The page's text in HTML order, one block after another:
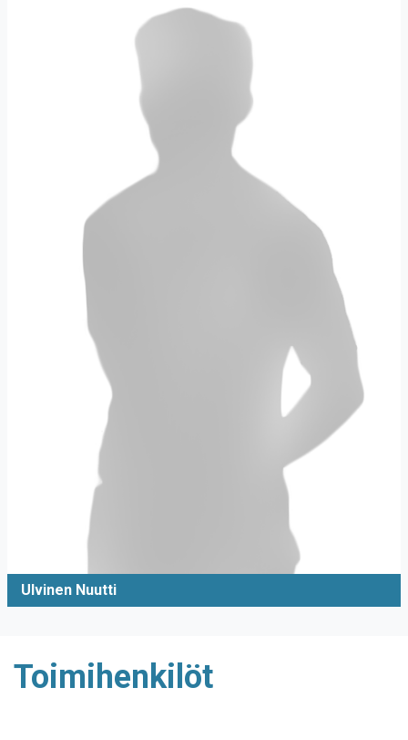
Ulvinen Nuutti
Toimihenkilöt